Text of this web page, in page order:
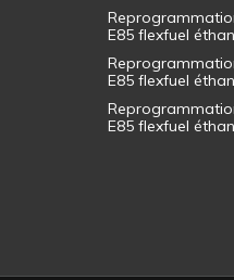
E85 flexfuel
E85 flexfuel
E85 flexfuel